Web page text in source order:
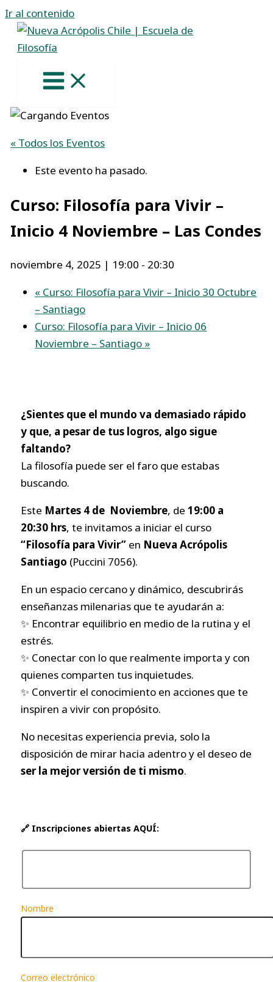
Ir al contenido
« Todos los Eventos
Este evento ha pasado.
Curso: Filosofía para Vivir –
Inicio 4 Noviembre – Las Condes
noviembre 4, 2025 | 19:00 - 20:30
« Curso: Filosofía para Vivir – Inicio 30 Octubre
– Santiago
Curso: Filosofía para Vivir – Inicio 06
Noviembre – Santiago »
¿Sientes que el mundo va demasiado rápido
y que, a pesar de tus logros, algo sigue
faltando?
La filosofía puede ser el faro que estabas
buscando.
Este Martes 4 de Noviembre, de19:00 a
20:30 hrs, te invitamos a iniciar el curso
“Filosofía para Vivir” en Nueva Acrópolis
Santiago (Puccini 7056).
En un espacio cercano y dinámico, descubrirás
enseñanzas milenarias que te ayudarán a:
✨ Encontrar equilibrio en medio de la rutina y el
estrés.
✨ Conectar con lo que realmente importa y con
quienes comparten tus inquietudes.
✨ Convertir el conocimiento en acciones que te
inspiren a vivir con propósito.
No necesitas experiencia previa, solo la
disposición de mirar hacia adentro y el deseo de
ser la mejor versión de ti mismo.
🔗 Inscripciones abiertas AQUÍ:
Nombre
Correo electrónico